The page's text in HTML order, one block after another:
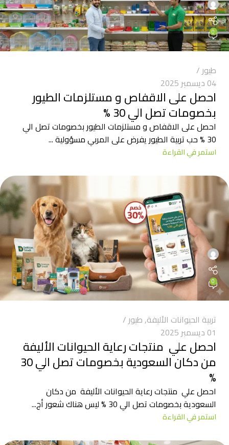
0
طيور
04 ديسمبر 2025
احصل على الاقفاص و مستلزمات الطيور
بخصومات تصل الي 30 %
احصل على الاقفاص و مستلزمات الطيور بخصومات تصل الي
30 % حب تربية الطيور يفرض على المربي مسؤولية ...
استمر في القراءة
0
تربية الحيوانات الأليفة,طيور
01 ديسمبر 2025
احصل علي منتجات رعاية الحيوانات الأليفة
من دكان السعودية بخصومات تصل الي 30
%
احصل علي منتجات رعاية الحيوانات الأليفة من دكان
السعودية بخصومات تصل الي 30 % ليس هناك شعور أج...
استمر في القراءة